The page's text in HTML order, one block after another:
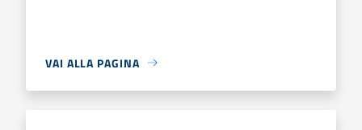
VAI ALLA PAGINA